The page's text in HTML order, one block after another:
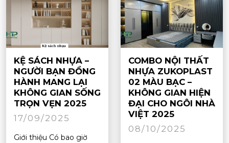
KỆ SÁCH NHỰA –
NGƯỜI BẠN ĐỒNG
HÀNH MANG LẠI
KHÔNG GIAN SỐNG
TRỌN VẸN 2025
17/09/2025
Giới thiệu Có bao giờ
COMBO NỘI THẤT
NHỰA ZUKOPLAST
02 MÀU BẠC –
KHÔNG GIAN HIỆN
ĐẠI CHO NGÔI NHÀ
VIỆT 2025
08/10/2025